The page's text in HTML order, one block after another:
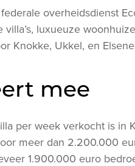
overheidsdienst
luxueuze
Knokke, Ukkel, en
mee
per week verkocht is in
meer dan 2.200.000
1.900.000 euro